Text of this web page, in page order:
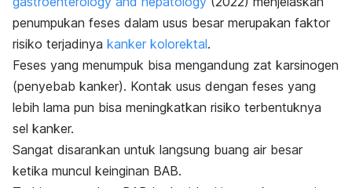
penumpukan feses dalam usus besar merupakan faktor
risiko terjadinya kanker kolorektal.
Feses yang menumpuk bisa mengandung zat karsinogen
(penyebab kanker). Kontak usus dengan feses yang
lebih lama pun bisa meningkatkan risiko terbentuknya
sel kanker.
Sangat disarankan untuk langsung buang air besar
ketika muncul keinginan BAB.